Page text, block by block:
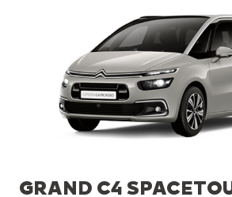
GRAND C4